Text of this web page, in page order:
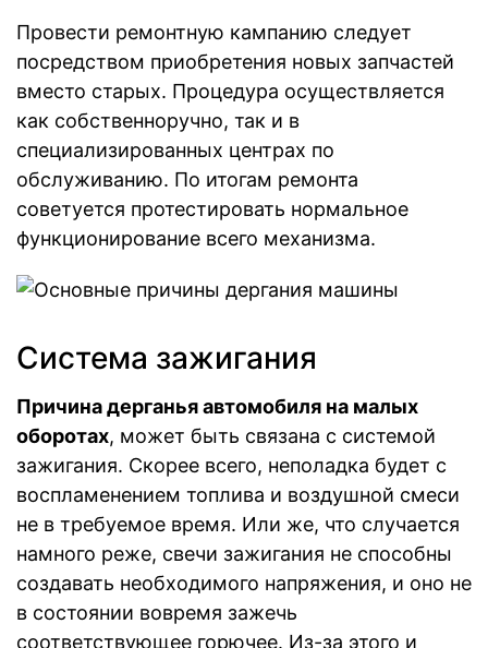
Провести ремонтную кампанию следует
посредством приобретения новых запчастей
вместо старых. Процедура осуществляется
как собственноручно, так и в
специализированных центрах по
обслуживанию. По итогам ремонта
советуется протестировать нормальное
функционирование всего механизма.
Система зажигания
Причина дерганья автомобиля на малых
оборотах, может быть связана с системой
зажигания. Скорее всего, неполадка будет с
воспламенением топлива и воздушной смеси
не в требуемое время. Или же, что случается
намного реже, свечи зажигания не способны
создавать необходимого напряжения, и оно не
в состоянии вовремя зажечь
соответствующее горючее. Из-за этого и